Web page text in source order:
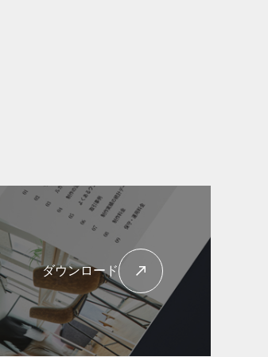
ダウンロード